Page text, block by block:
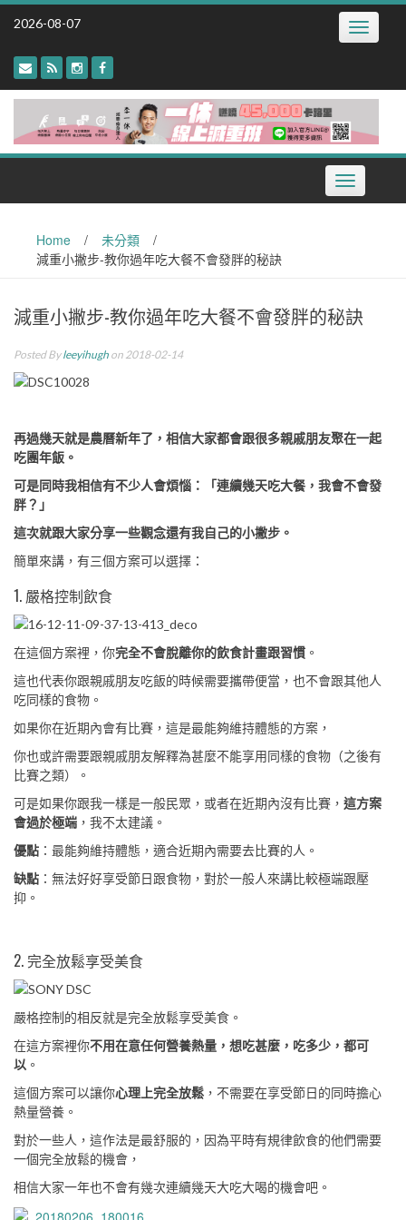
Skip
2026-08-07 Toggle
Toggle
navigation
Home / 未分類
/
減重小撇步-教你過年吃大餐不會發胖的秘訣
減重小撇步-教你過年吃大餐不會發胖的秘訣
Posted Byleeyihugh on 2018-02-14
再過幾天就是農曆新年了，相信大家都會跟很多親戚朋友聚在一起
吃團年飯。
可是同時我相信有不少人會煩惱：「連續幾天吃大餐，我會不會發
胖？」
這次就跟大家分享一些觀念還有我自己的小撇步。
簡單來講，有三個方案可以選擇：
1. 嚴格控制飲食
在這個方案裡，你完全不會脫離你的飲食計畫跟習慣 。
這也代表你跟親戚朋友吃飯的時候需要攜帶便當，也不會跟其他人
吃同樣的食物。
如果你在近期內會有比賽，這是最能夠維持體態的方案，
你也或許需要跟親戚朋友解釋為甚麼不能享用同樣的食物（之後有
比賽之類）。
可是如果你跟我一樣是一般民眾，或者在近期內沒有比賽， 這方案
會過於極端 ，我不太建議。
優點 ：最能夠維持體態，適合近期內需要去比賽的人。
缺點 ：無法好好享受節日跟食物，對於一般人來講比較極端跟壓
抑。
2. 完全放鬆享受美食
嚴格控制的相反就是完全放鬆享受美食。
在這方案裡你不用在意任何營養熱量，想吃甚麼，吃多少，都可
以 。
這個方案可以讓你心理上完全放鬆 ，不需要在享受節日的同時擔心
熱量營養。
對於一些人，這作法是最舒服的，因為平時有規律飲食的他們需要
一個完全放鬆的機會，
相信大家一年也不會有幾次連續幾天大吃大喝的機會吧。